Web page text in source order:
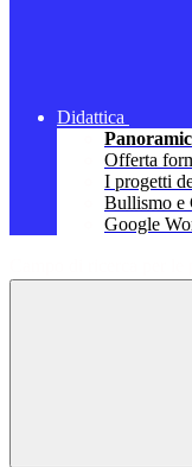
Didattica
Offerta
I progetti
Bullismo e
Google